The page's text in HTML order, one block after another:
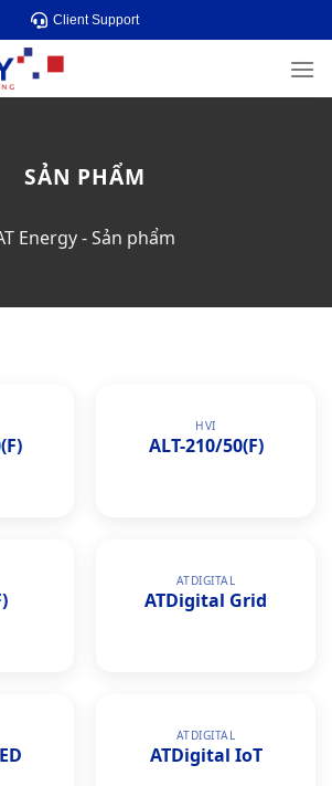
Client Support
SẢN PHẨM
Energy-Sản phẩm
HVI
ALT-210/50(F)
ATDIGITAL
ATDigital Grid
ATDIGITAL
ATDigital IoT